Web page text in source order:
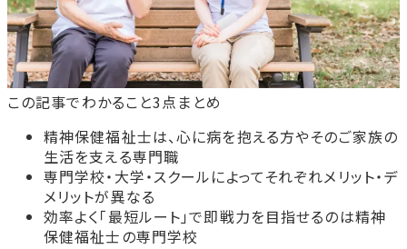
この記事でわかること3点まとめ
精神保健福祉士は、心に病を抱える方やそのご家族の
生活を支える専門職
専門学校・大学・スクールによってそれぞれメリット・デ
メリットが異なる
効率よく「最短ルート」で即戦力を目指せるのは精神
保健福祉士の専門学校